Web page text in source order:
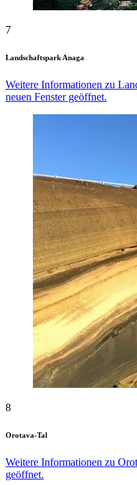
7
Landschaftspark Anaga
Weitere Informationen zu
neuen Fenster geöffnet.
8
Orotava-Tal
Weitere Informationen zu
geöffnet.